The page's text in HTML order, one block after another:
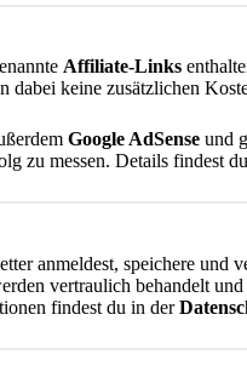
Affiliate-Links
dabei keine zusätzlichen
Google AdSense und
zu messen. Details findest
anmeldest, speichere und
vertraulich behandelt
findest du in der